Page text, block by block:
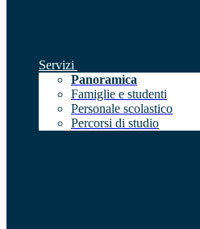
Servizi
Panoramica
Famiglie e studenti
Personale scolastico
Percorsi di studio